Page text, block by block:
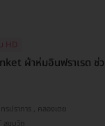
HD
ผ้าห่มอินฟราเรด ช่
บางขุนเทียน , สมุทรปราการ , คลองเตย
, MRT สุขุมวิท